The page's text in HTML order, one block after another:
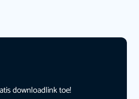
downloadlink toe!